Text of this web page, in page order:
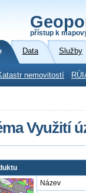
přístup k
Data Služby
nemovitostí
Využití
Název